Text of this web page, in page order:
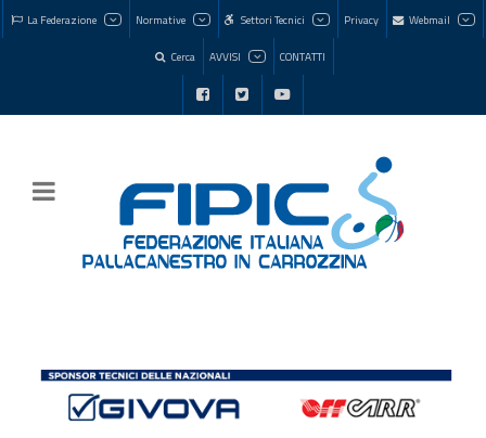
La Federazione Normative Settori Tecnici Privacy Webmail
Cerca AVVISI CONTATTI